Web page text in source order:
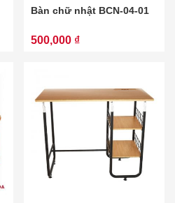
Bàn chữ nhật BCN-04-01
500,000 ₫